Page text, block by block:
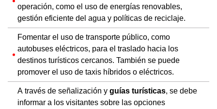
operación, como el uso de energías renovables,
gestión eficiente del agua y políticas de reciclaje.
Fomentar el uso de transporte público, como
autobuses eléctricos, para el traslado hacia los
destinos turísticos cercanos. También se puede
promover el uso de taxis híbridos o eléctricos.
A través de señalización y guías turísticas, se debe
informar a los visitantes sobre las opciones